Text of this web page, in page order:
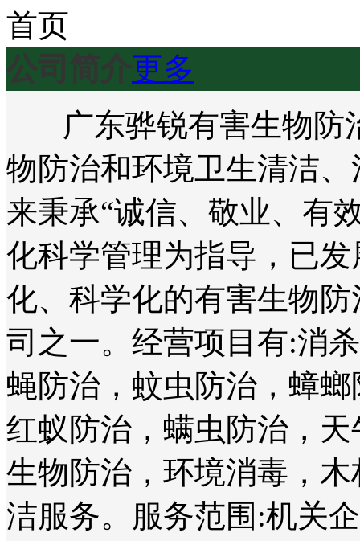
首页
公司简介更多
广东骅锐有害生物防
物防治和环境卫生清洁
来秉承“诚信、敬业、有
化科学管理为指导，已
化、科学化的有害生物
司之一。经营项目有:消
蝇防治，蚊虫防治，蟑
红蚁防治，螨虫防治，
生物防治，环境消毒，
洁服务。服务范围:机关